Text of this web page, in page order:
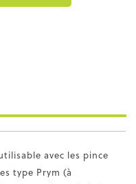
avec les pince
type Prym (à